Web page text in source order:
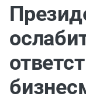
13:48
банковской гарантией